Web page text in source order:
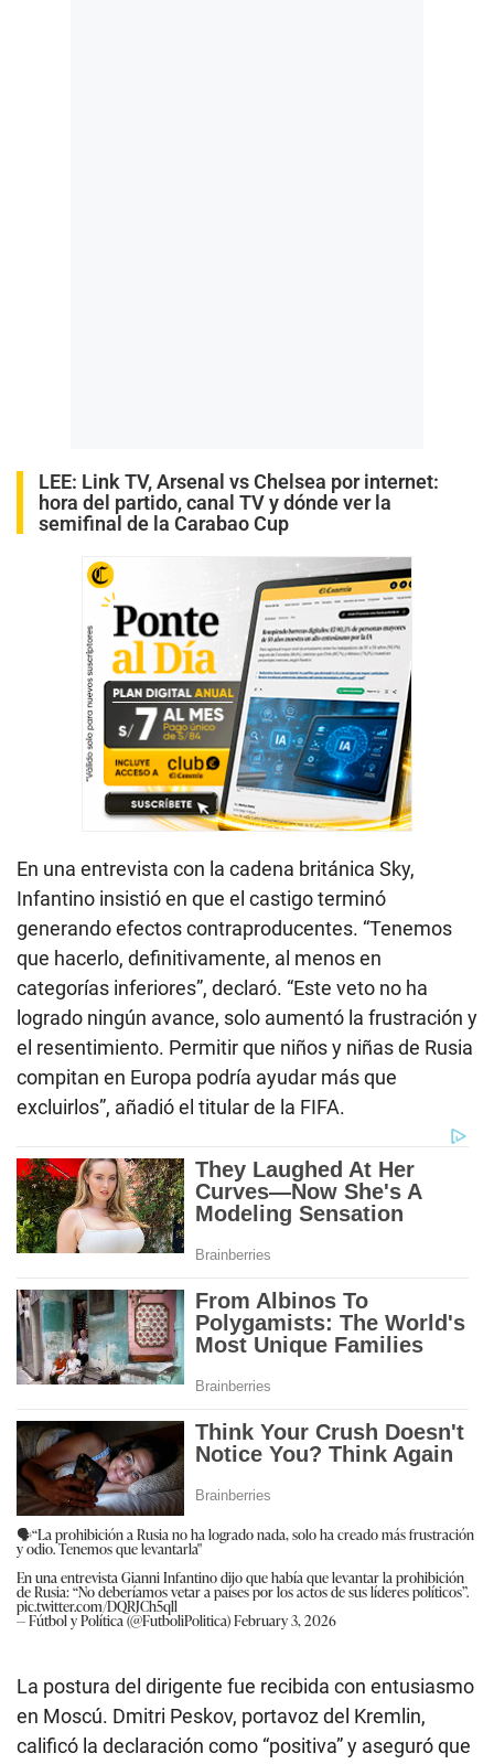
LEE: Link TV, Arsenal vs Chelsea por internet:
hora del partido, canal TV y dónde ver la
semifinal de la Carabao Cup
En una entrevista con la cadena británica Sky,
Infantino insistió en que el castigo terminó
generando efectos contraproducentes. “Tenemos
que hacerlo, definitivamente, al menos en
categorías inferiores”, declaró. “Este veto no ha
logrado ningún avance, solo aumentó la frustración y
el resentimiento. Permitir que niños y niñas de Rusia
compitan en Europa podría ayudar más que
excluirlos”, añadió el titular de la FIFA.
🗣️“La prohibición a Rusia no ha logrado nada, solo ha creado más frustración
y odio. Tenemos que levantarla"
En una entrevista Gianni Infantino dijo que había que levantar la prohibición
de Rusia: “No deberíamos vetar a países por los actos de sus líderes políticos”.
pic.twitter.com/DQRJCh5qll
— Fútbol y Política (@FutboliPolitica)February 3, 2026
La postura del dirigente fue recibida con entusiasmo
en Moscú. Dmitri Peskov, portavoz del Kremlin,
calificó la declaración como “positiva” y aseguró que